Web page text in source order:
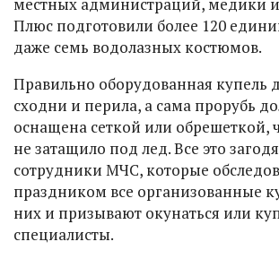
Плюс подготовили более 120
даже семь водолазных костюмов.
Правильно оборудованная купель
сходни и перила, а сама прорубь
оснащена сеткой или обрешеткой,
не затащило под лед. Все это
сотрудники МЧС, которые
праздником все организованные
них и призывают окунаться или
специалисты.